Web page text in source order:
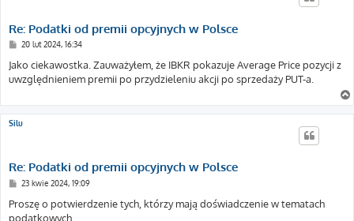
Re: Podatki od premii opcyjnych w Polsce
P
s
t
20 lut 2024, 16:34
Jako ciekawostka. Zauważyłem, że IBKR pokazuje Average Price pozycji z
uwzględnieniem premii po przydzieleniu akcji po sprzedaży PUT-a.
Silu
Re: Podatki od premii opcyjnych w Polsce
P
s
t
23 kwie 2024, 19:09
Proszę o potwierdzenie tych, którzy mają doświadczenie w tematach
podatkowych.